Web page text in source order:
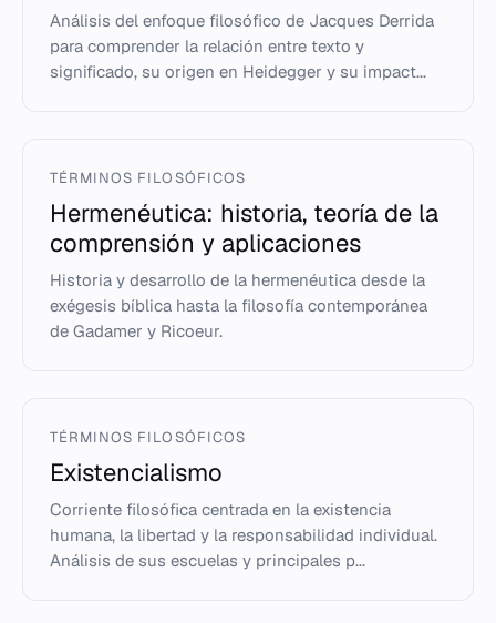
Análisis del enfoque filosófico de Jacques Derrida
para comprender la relación entre texto y
significado, su origen en Heidegger y su impact...
TÉRMINOS FILOSÓFICOS
Hermenéutica: historia, teoría de la
comprensión y aplicaciones
Historia y desarrollo de la hermenéutica desde la
exégesis bíblica hasta la filosofía contemporánea
de Gadamer y Ricoeur.
TÉRMINOS FILOSÓFICOS
Existencialismo
Corriente filosófica centrada en la existencia
humana, la libertad y la responsabilidad individual.
Análisis de sus escuelas y principales p...